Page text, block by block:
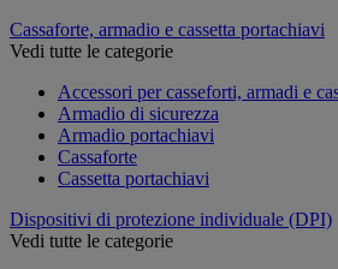
Cassaforte, armadio e cassetta portachiavi
Vedi tutte le categorie
Accessori per casseforti, armadi e
Armadio di sicurezza
Armadio portachiavi
Cassaforte
Cassetta portachiavi
Dispositivi di protezione individuale (DPI)
Vedi tutte le categorie